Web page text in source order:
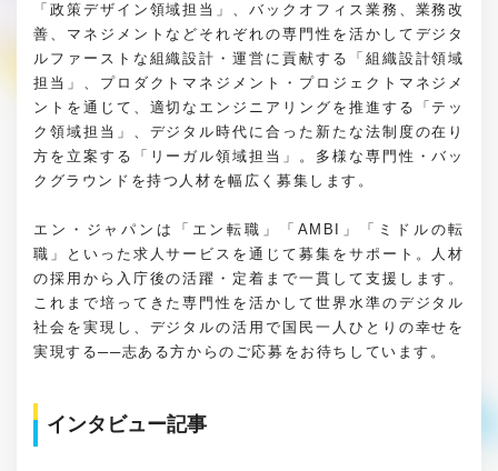
「政策デザイン領域担当」、バックオフィス業務、業務改
善、マネジメントなどそれぞれの専門性を活かしてデジタ
ルファーストな組織設計・運営に貢献する「組織設計領域
担当」、プロダクトマネジメント・プロジェクトマネジメ
ントを通じて、適切なエンジニアリングを推進する「テッ
ク領域担当」、デジタル時代に合った新たな法制度の在り
方を立案する「リーガル領域担当」。多様な専門性・バッ
クグラウンドを持つ人材を幅広く募集します。
エン・ジャパンは「エン転職」「AMBI」「ミドルの転
職」といった求人サービスを通じて募集をサポート。人材
の採用から入庁後の活躍・定着まで一貫して支援します。
これまで培ってきた専門性を活かして世界水準のデジタル
社会を実現し、デジタルの活用で国民一人ひとりの幸せを
実現する──志ある方からのご応募をお待ちしています。
インタビュー記事